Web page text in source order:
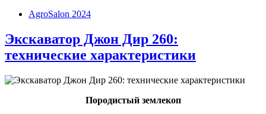
AgroSalon 2024
Экскаватор Джон Дир 260:
технические характеристики
Породистый землекоп